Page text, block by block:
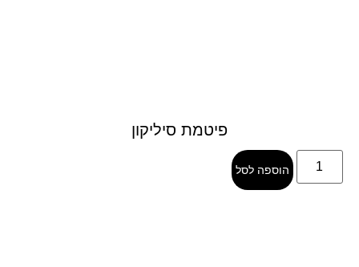
פיטמת סיליקון
הוספה לסל